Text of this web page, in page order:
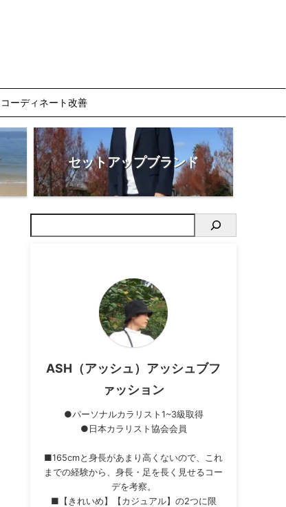
コーディネート改善
セットアップブランド
ASH（アッシュ）アッシュブフ
ァッション
●パーソナルカラリスト1~3級取得
●日本カラリスト協会会員
■165cmと身長があまり高くないので、これ
までの経験から、身長・足を長く見せるコー
デを考察。
■【きれいめ】【カジュアル】の2つに限